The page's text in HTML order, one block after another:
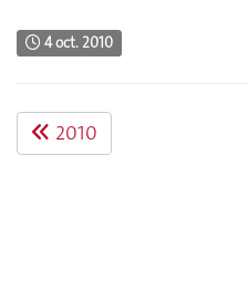
4 oct. 2010
2010